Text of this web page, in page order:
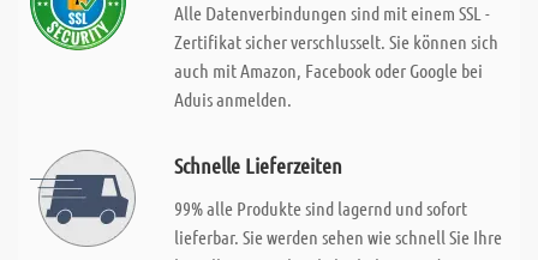
Alle Datenverbindungen sind mit einem SSL -
Zertifikat sicher verschlusselt. Sie können sich
auch mit Amazon, Facebook oder Google bei
Aduis anmelden.
Schnelle Lieferzeiten
99% alle Produkte sind lagernd und sofort
lieferbar. Sie werden sehen wie schnell Sie Ihre